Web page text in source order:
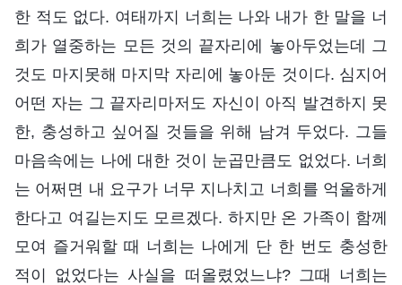
한 적도 없다. 여태까지 너희는 나와 내가 한 말을 너
희가 열중하는 모든 것의 끝자리에 놓아두었는데 그
것도 마지못해 마지막 자리에 놓아둔 것이다. 심지어
어떤 자는 그 끝자리마저도 자신이 아직 발견하지 못
한, 충성하고 싶어질 것들을 위해 남겨 두었다. 그들
마음속에는 나에 대한 것이 눈곱만큼도 없었다. 너희
는 어쩌면 내 요구가 너무 지나치고 너희를 억울하게
한다고 여길는지도 모르겠다. 하지만 온 가족이 함께
모여 즐거워할 때 너희는 나에게 단 한 번도 충성한
적이 없었다는 사실을 떠올렸었느냐? 그때 너희는